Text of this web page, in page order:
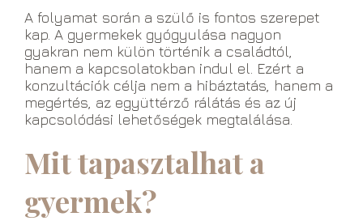
A folyamat során a szülő is fontos szerepet
kap. A gyermekek gyógyulása nagyon
gyakran nem külön történik a családtól,
hanem a kapcsolatokban indul el. Ezért a
konzultációk célja nem a hibáztatás, hanem a
megértés, az együttérző rálátás és az új
kapcsolódási lehetőségek megtalálása.
Mit tapasztalhat a
gyermek?